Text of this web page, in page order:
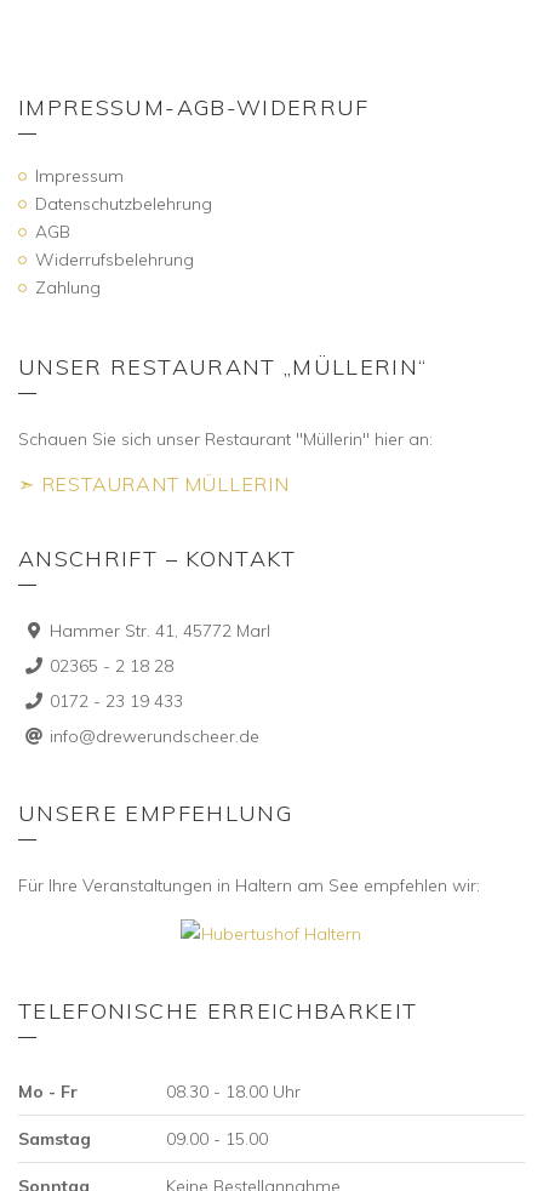
IMPRESSUM-AGB-WIDERRUF
Impressum
Datenschutzbelehrung
AGB
Widerrufsbelehrung
Zahlung
UNSER RESTAURANT „MÜLLERIN“
Schauen Sie sich unser Restaurant "Müllerin" hier an:
➣ RESTAURANT MÜLLERIN
ANSCHRIFT – KONTAKT
Hammer Str. 41, 45772 Marl
02365 - 2 18 28
0172 - 23 19 433
info@drewerundscheer.de
UNSERE EMPFEHLUNG
Für Ihre Veranstaltungen in Haltern am See empfehlen wir:
TELEFONISCHE ERREICHBARKEIT
Mo - Fr 08.30 - 18.00 Uhr
Samstag 09.00 - 15.00